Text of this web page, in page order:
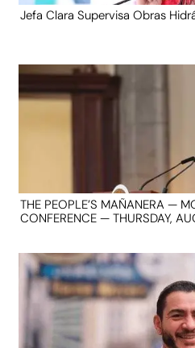
Jefa Clara Supervisa Obras
THE PEOPLE’S MAÑANERA —
CONFERENCE — THURSDAY,